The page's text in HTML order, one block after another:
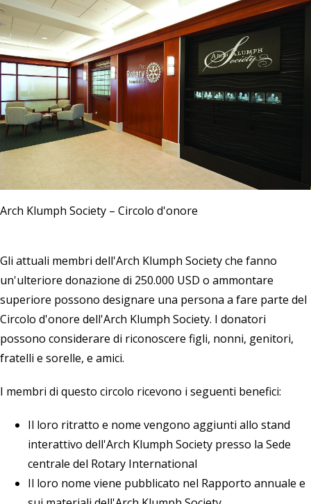
Arch Klumph Society – Circolo d'onore
Gli attuali membri dell'Arch Klumph Society che fanno
un'ulteriore donazione di 250.000 USD o ammontare
superiore possono designare una persona a fare parte del
Circolo d'onore dell'Arch Klumph Society. I donatori
possono considerare di riconoscere figli, nonni, genitori,
fratelli e sorelle, e amici.
I membri di questo circolo ricevono i seguenti benefici:
Il loro ritratto e nome vengono aggiunti allo stand
interattivo dell'Arch Klumph Society presso la Sede
centrale del Rotary International
Il loro nome viene pubblicato nel Rapporto annuale e